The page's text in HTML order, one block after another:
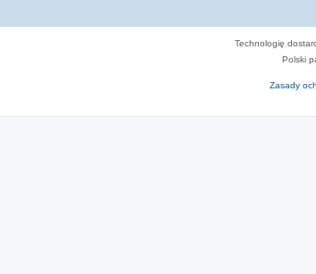
Technologię
Polski
Zasady